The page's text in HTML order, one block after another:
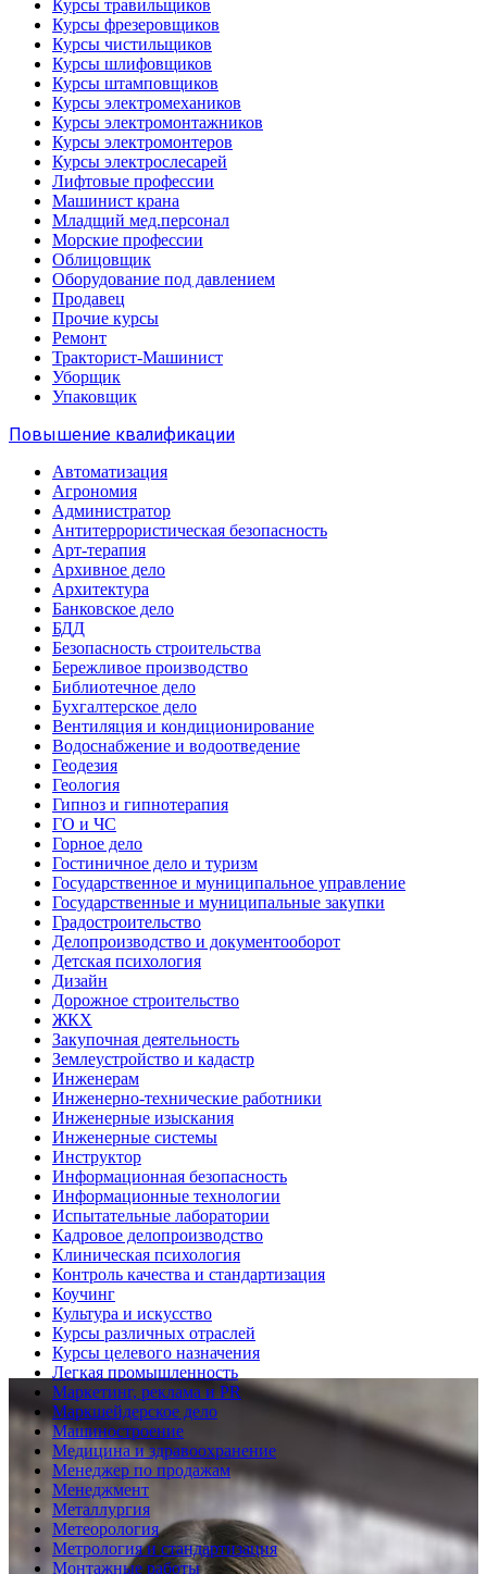
Курсы травильщиков
Курсы фрезеровщиков
Курсы чистильщиков
Курсы шлифовщиков
Курсы штамповщиков
Курсы электромехаников
Курсы электромонтажников
Курсы электромонтеров
Курсы электрослесарей
Лифтовые профессии
Машинист крана
Младщий мед.персонал
Морские профессии
Облицовщик
Оборудование под давлением
Продавец
Прочие курсы
Ремонт
Тракторист-Машинист
Уборщик
Упаковщик
Повышение квалификации
Автоматизация
Агрономия
Администратор
Антитеррористическая безопасность
Арт-терапия
Архивное дело
Архитектура
Банковское дело
БДД
Безопасность строительства
Бережливое производство
Библиотечное дело
Бухгалтерское дело
Вентиляция и кондиционирование
Водоснабжение и водоотведение
Геодезия
Геология
Гипноз и гипнотерапия
ГО и ЧС
Горное дело
Гостиничное дело и туризм
Государственное и муниципальное управление
Государственные и муниципальные закупки
Градостроительство
Делопроизводство и документооборот
Детская психология
Дизайн
Дорожное строительство
ЖКХ
Закупочная деятельность
Землеустройство и кадастр
Инженерам
Инженерно-технические работники
Инженерные изыскания
Инженерные системы
Инструктор
Информационная безопасность
Информационные технологии
Испытательные лаборатории
Кадровое делопроизводство
Клиническая психология
Контроль качества и стандартизация
Коучинг
Культура и искусство
Курсы различных отраслей
Курсы целевого назначения
Легкая промышленность
Маркетинг, реклама и PR
Маркшейдерское дело
Машиностроение
Медицина и здравоохранение
Менеджер по продажам
Менеджмент
Металлургия
Метеорология
Метрология и стандартизация
Монтажные работы